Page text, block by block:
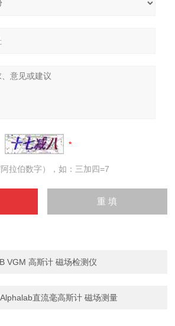
拉伯数字），如：三加四=7
VGM 高斯计 磁场检测仪
直流毫高斯计 磁场测量